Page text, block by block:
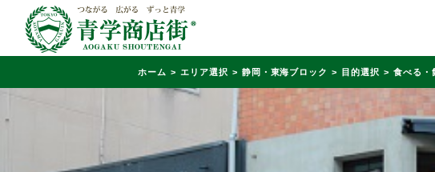
ホーム エリア選択 静岡・東海ブロック 目的選択 食べる・